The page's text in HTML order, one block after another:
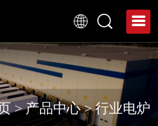
>产品中心>行业电炉